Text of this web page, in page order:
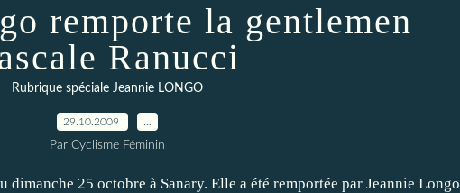
remporte la gentlemen
Ranucci
Rubrique spéciale Jeannie LONGO
29.10.2009
Par Cyclisme Féminin
dimanche 25 octobre à Sanary. Elle a été remportée par Jeannie Longo